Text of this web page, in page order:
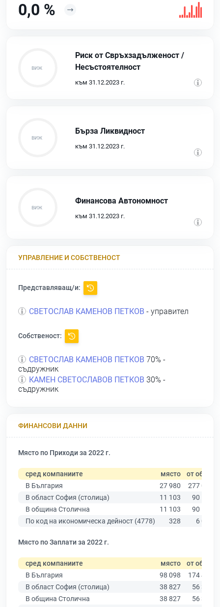
0,0 %
Риск от Свръхзадълженост /
Несъстоятелност
към 31.12.2023 г.
Бърза Ликвидност
към 31.12.2023 г.
Финансова Автономност
към 31.12.2023 г.
УПРАВЛЕНИЕ И СОБСТВЕНОСТ
Представляващ/и:
СВЕТОСЛАВ КАМЕНОВ ПЕТКОВ - управител
Собственост:
СВЕТОСЛАВ КАМЕНОВ ПЕТКОВ 70% -
съдружник
КАМЕН СВЕТОСЛАВОВ ПЕТКОВ 30% -
съдружник
ФИНАНСОВИ ДАННИ
Място по Приходи за 2022 г.
сред компаниите място от общо
В България
27 980
277 019
В област София (столица)
11 103
90 178
В община Столична
11 103
90 178
По код на икономическа дейност (4778)
328 6 089
Място по Заплати за 2022 г.
сред компаниите място от общо
В България
98 098
174 403
В област София (столица)
38 827
56 378
В община Столична
38 827
56 378